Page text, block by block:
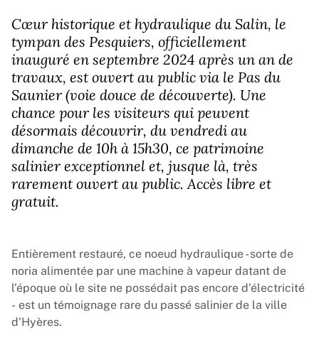
Cœur historique et hydraulique du Salin, le
tympan des Pesquiers, officiellement
inauguré en septembre 2024 après un an de
travaux, est ouvert au public via le Pas du
Saunier (voie douce de découverte). Une
chance pour les visiteurs qui peuvent
désormais découvrir, du vendredi au
dimanche de 10h à 15h30, ce patrimoine
salinier exceptionnel et, jusque là, très
rarement ouvert au public. Accès libre et
gratuit.
Entièrement restauré, ce noeud hydraulique - sorte de
noria alimentée par une machine à vapeur datant de
l’époque où le site ne possédait pas encore d'électricité
- est un témoignage rare du passé salinier de la ville
d'Hyères.